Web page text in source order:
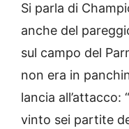
Si parla di
anche del
sul campo del
non era in
lancia all’attacco:
vinto sei partite